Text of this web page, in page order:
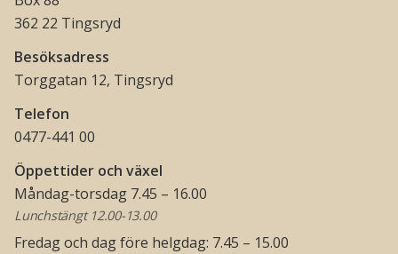
362 22 Tingsryd
Besöksadress
Torggatan 12, Tingsryd
Telefon
0477-441 00
Öppettider och växel
Måndag-torsdag 7.45 – 16.00
Lunchstängt 12.00-13.00
Fredag och dag före helgdag: 7.45 – 15.00